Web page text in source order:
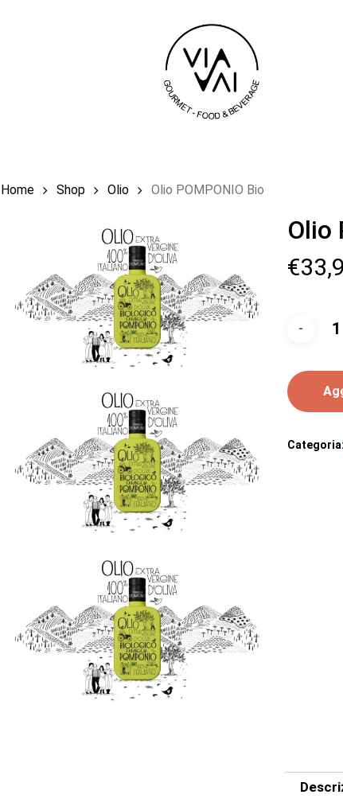
Home Shop Olio Olio POMPONIO Bio
Olio
€
Categoria: